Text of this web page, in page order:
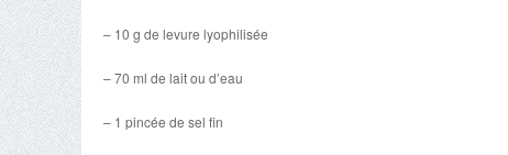
– 10 g de levure lyophilisée
– 70 ml de lait ou d’eau
– 1 pincée de sel fin